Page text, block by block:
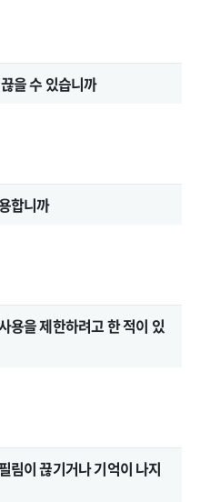
을 수 있습니까
합니까
용을 제한하려고 한 적이 있
림이 끊기거나 기억이 나지